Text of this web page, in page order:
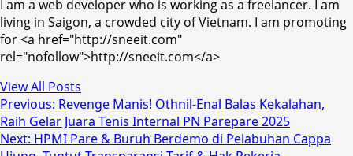
I am a web developer who is working as a freelancer. I am
living in Saigon, a crowded city of Vietnam. I am promoting
for <a href="http://sneeit.com"
rel="nofollow">http://sneeit.com</a>
View All Posts
Post
navigation
Previous: Revenge Manis! Othnil-Enal Balas Kekalahan,
Raih Gelar Juara Tenis Internal PN Parepare 2025
Next: HPMI Pare & Buruh Berdemo di Pelabuhan Cappa